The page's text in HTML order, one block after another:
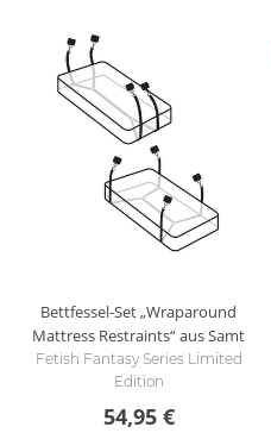
Bettfessel-Set „Wraparound
Mattress Restraints“ aus Samt
Fetish Fantasy Series Limited
Edition
54,95 €